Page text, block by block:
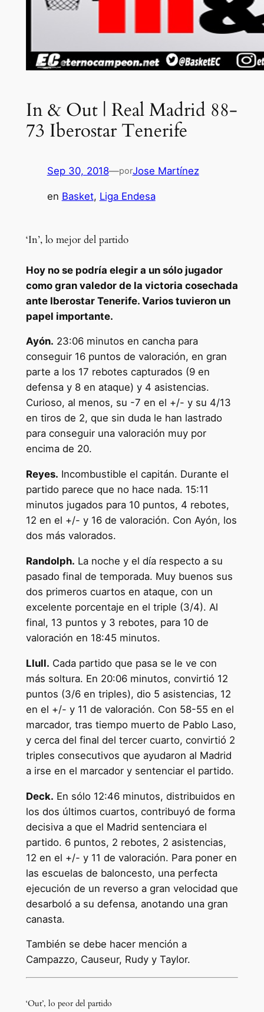
In & Out | Real Madrid 88-
73 Iberostar Tenerife
Sep 30, 2018—porJose Martínez
en Basket, Liga Endesa
‘In’, lo mejor del partido
Hoy no se podría elegir a un sólo jugador
como gran valedor de la victoria cosechada
ante Iberostar Tenerife. Varios tuvieron un
papel importante.
Ayón. 23:06 minutos en cancha para
conseguir 16 puntos de valoración, en gran
parte a los 17 rebotes capturados (9 en
defensa y 8 en ataque) y 4 asistencias.
Curioso, al menos, su -7 en el +/- y su 4/13
en tiros de 2, que sin duda le han lastrado
para conseguir una valoración muy por
encima de 20.
Reyes. Incombustible el capitán. Durante el
partido parece que no hace nada. 15:11
minutos jugados para 10 puntos, 4 rebotes,
12 en el +/- y 16 de valoración. Con Ayón, los
dos más valorados.
Randolph. La noche y el día respecto a su
pasado final de temporada. Muy buenos sus
dos primeros cuartos en ataque, con un
excelente porcentaje en el triple (3/4). Al
final, 13 puntos y 3 rebotes, para 10 de
valoración en 18:45 minutos.
Llull. Cada partido que pasa se le ve con
más soltura. En 20:06 minutos, convirtió 12
puntos (3/6 en triples), dio 5 asistencias, 12
en el +/- y 11 de valoración. Con 58-55 en el
marcador, tras tiempo muerto de Pablo Laso,
y cerca del final del tercer cuarto, convirtió 2
triples consecutivos que ayudaron al Madrid
a irse en el marcador y sentenciar el partido.
Deck. En sólo 12:46 minutos, distribuidos en
los dos últimos cuartos, contribuyó de forma
decisiva a que el Madrid sentenciara el
partido. 6 puntos, 2 rebotes, 2 asistencias,
12 en el +/- y 11 de valoración. Para poner en
las escuelas de baloncesto, una perfecta
ejecución de un reverso a gran velocidad que
desarboló a su defensa, anotando una gran
canasta.
También se debe hacer mención a
Campazzo, Causeur, Rudy y Taylor.
‘Out’, lo peor del partido